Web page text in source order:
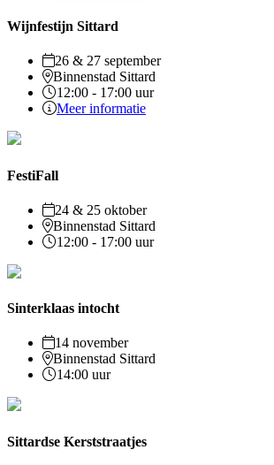
Wijnfestijn Sittard
26 & 27 september
Binnenstad Sittard
12:00 - 17:00 uur
Meer informatie
FestiFall
24 & 25 oktober
Binnenstad Sittard
12:00 - 17:00 uur
Sinterklaas intocht
14 november
Binnenstad Sittard
14:00 uur
Sittardse Kerststraatjes